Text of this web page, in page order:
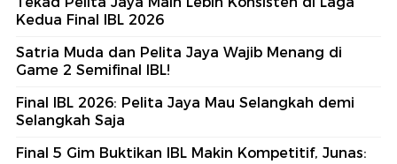
Kedua Final IBL 2026
Satria Muda dan Pelita Jaya Wajib Menang di
Game 2 Semifinal IBL!
Final IBL 2026: Pelita Jaya Mau Selangkah demi
Selangkah Saja
Final 5 Gim Buktikan IBL Makin Kompetitif, Junas: